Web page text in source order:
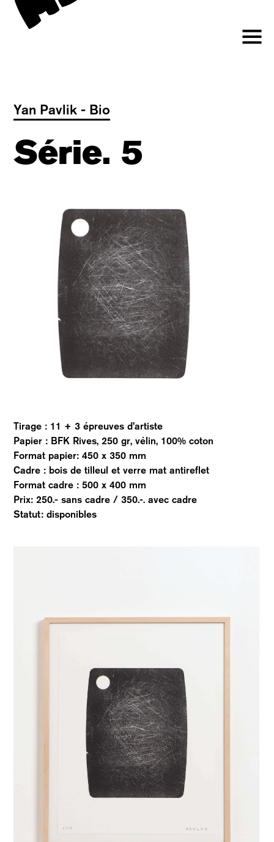
Yan Pavlik - Bio
Série. 5
Tirage : 11 + 3 épreuves d’artiste
Papier : BFK Rives, 250 gr, vélin, 100% coton
Format papier: 450 x 350 mm
Cadre : bois de tilleul et verre mat antireflet
Format cadre : 500 x 400 mm
Prix: 250.- sans cadre / 350.-. avec cadre
Statut: disponibles